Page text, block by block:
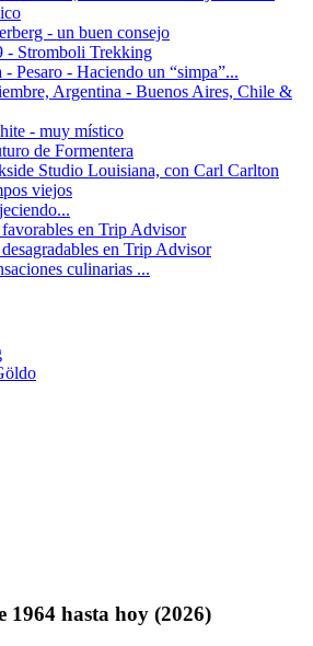
- un buen consejo
- Stromboli Trekking
Pesaro - Haciendo un “simpa”...
Argentina - Buenos Aires, Chile &
- muy místico
de Formentera
Studio Louisiana, con Carl Carlton
viejos
en Trip Advisor
en Trip Advisor
culinarias ...
1964 hasta hoy (2026)